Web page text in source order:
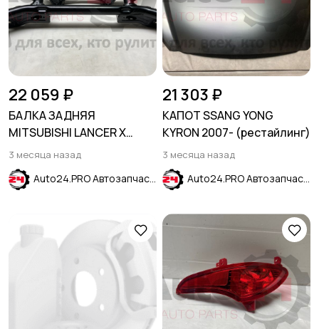
22 059 ₽
БАЛКА ЗАДНЯЯ
MITSUBISHI LANCER X
2007-2017
3 месяца назад
Auto24.PRO Автозапчасти
21 303 ₽
КАПОТ SSANG YONG
KYRON 2007- (рестайлинг)
3 месяца назад
Auto24.PRO Автозапчасти